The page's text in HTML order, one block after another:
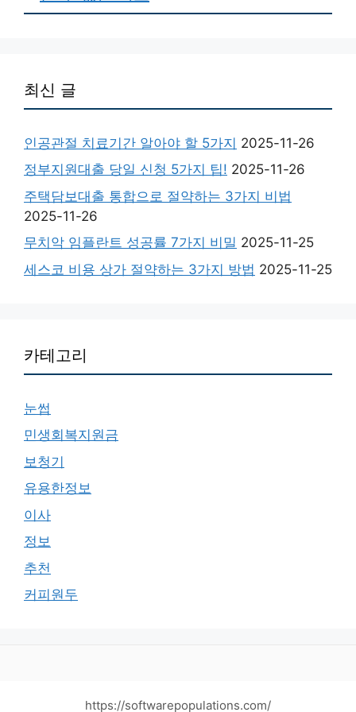
최신 글
인공관절 치료기간 알아야 할 5가지 2025-11-26
정부지원대출 당일 신청 5가지 팁! 2025-11-26
주택담보대출 통합으로 절약하는 3가지 비법
2025-11-26
무치악 임플란트 성공률 7가지 비밀 2025-11-25
세스코 비용 상가 절약하는 3가지 방법 2025-11-25
카테고리
눈썹
민생회복지원금
보청기
유용한정보
이사
정보
추천
커피원두
https://softwarepopulations.com/